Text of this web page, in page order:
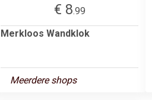
€ 8.99
Merkloos Wandklok
Meerdere shops